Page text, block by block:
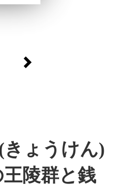
ょうけん)
陵群と銭